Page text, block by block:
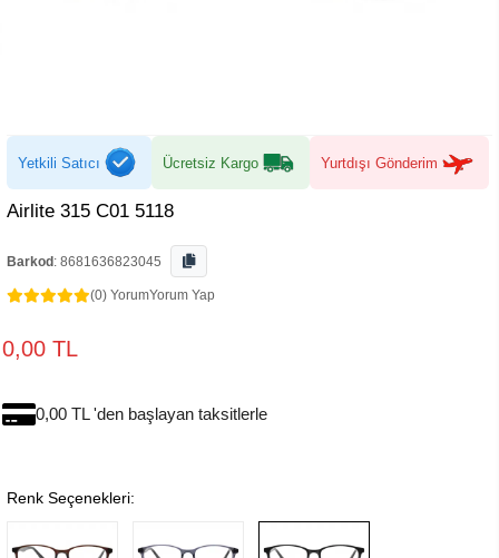
Yetkili Satıcı Ücretsiz Kargo Yurtdışı Gönderim
Airlite 315 C01 5118
Barkod : 8681636823045
(0) YorumYorum Yap
0,00 TL
0,00 TL 'den başlayan taksitlerle
Renk Seçenekleri: